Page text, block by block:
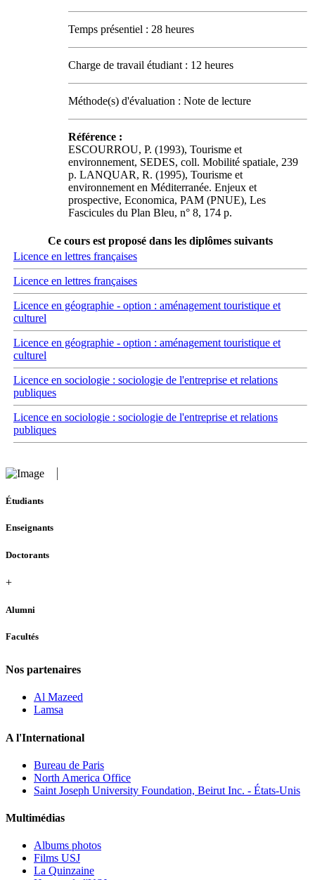
Temps présentiel : 28 heures
Charge de travail étudiant : 12 heures
Méthode(s) d'évaluation : Note de lecture
Référence :
ESCOURROU, P. (1993), Tourisme et
environnement, SEDES, coll. Mobilité spatiale, 239
p. LANQUAR, R. (1995), Tourisme et
environnement en Méditerranée. Enjeux et
prospective, Economica, PAM (PNUE), Les
Fascicules du Plan Bleu, n° 8, 174 p.
Ce cours est proposé dans les diplômes suivants
Licence en lettres françaises
Licence en lettres françaises
Licence en géographie - option : aménagement touristique et
culturel
Licence en géographie - option : aménagement touristique et
culturel
Licence en sociologie : sociologie de l'entreprise et relations
publiques
Licence en sociologie : sociologie de l'entreprise et relations
publiques
Étudiants
Enseignants
Doctorants
+
Alumni
Facultés
Nos partenaires
Al Mazeed
Lamsa
A l'International
Bureau de Paris
North America Office
Saint Joseph University Foundation, Beirut Inc. - États-Unis
Multimédias
Albums photos
Films USJ
La Quinzaine